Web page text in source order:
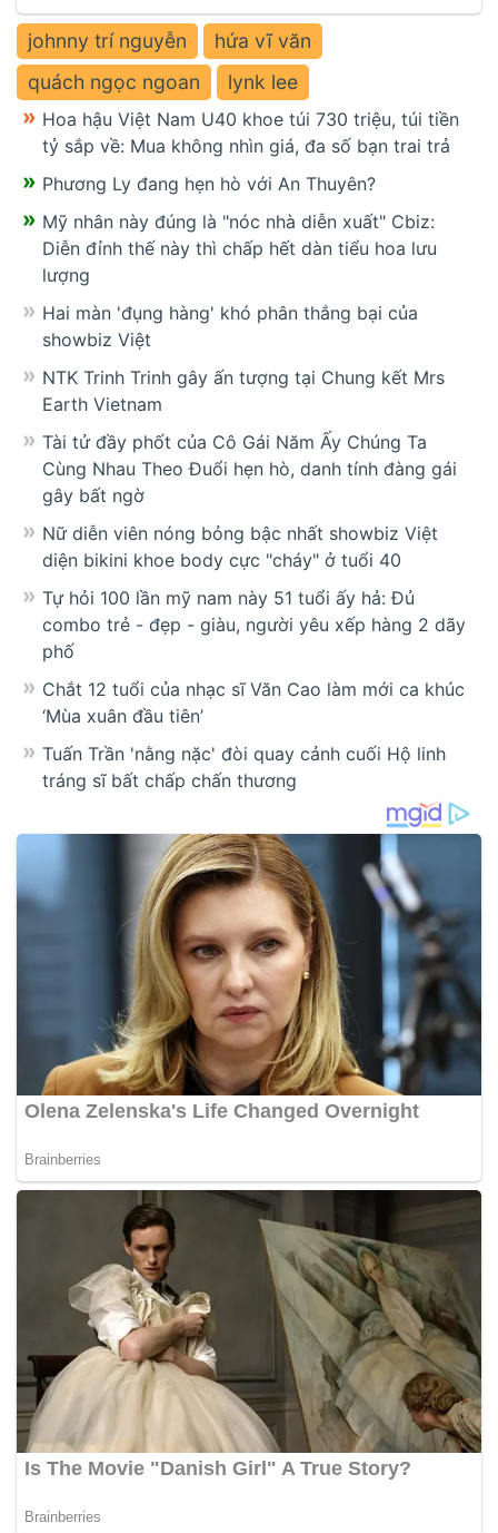
johnny trí nguyễn
hứa vĩ văn
quách ngọc ngoan
lynk lee
Hoa hậu Việt Nam U40 khoe túi 730 triệu, túi tiền
tỷ sắp về: Mua không nhìn giá, đa số bạn trai trả
Phương Ly đang hẹn hò với An Thuyên?
Mỹ nhân này đúng là "nóc nhà diễn xuất" Cbiz:
Diễn đỉnh thế này thì chấp hết dàn tiểu hoa lưu
lượng
Hai màn 'đụng hàng' khó phân thắng bại của
showbiz Việt
NTK Trinh Trinh gây ấn tượng tại Chung kết Mrs
Earth Vietnam
Tài tử đầy phốt của Cô Gái Năm Ấy Chúng Ta
Cùng Nhau Theo Đuổi hẹn hò, danh tính đàng gái
gây bất ngờ
Nữ diễn viên nóng bỏng bậc nhất showbiz Việt
diện bikini khoe body cực "cháy" ở tuổi 40
Tự hỏi 100 lần mỹ nam này 51 tuổi ấy hả: Đủ
combo trẻ - đẹp - giàu, người yêu xếp hàng 2 dãy
phố
Chắt 12 tuổi của nhạc sĩ Văn Cao làm mới ca khúc
‘Mùa xuân đầu tiên’
Tuấn Trần 'nằng nặc' đòi quay cảnh cuối Hộ linh
tráng sĩ bất chấp chấn thương